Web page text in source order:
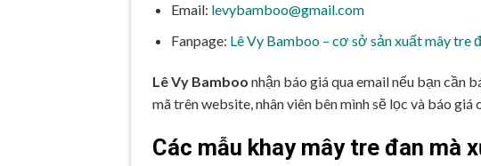
Email: levybamboo@gmail.com
Fanpage: Lê Vy Bamboo – cơ sở sản xuất mây tre
Lê Vy Bamboo nhận báo giá qua email nếu bạn cần
mã trên website, nhân viên bên mình sẽ lọc và báo giá
Các mẫu khay mây tre đan mà